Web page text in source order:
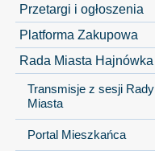
Przetargi i ogłoszenia
Platforma Zakupowa
Rada Miasta Hajnówka
Transmisje z sesji Rady
Miasta
Portal Mieszkańca